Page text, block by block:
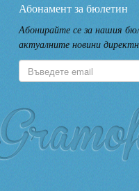
Абонамент за бюлетин
Абонирайте се за нашия
актуалните новини